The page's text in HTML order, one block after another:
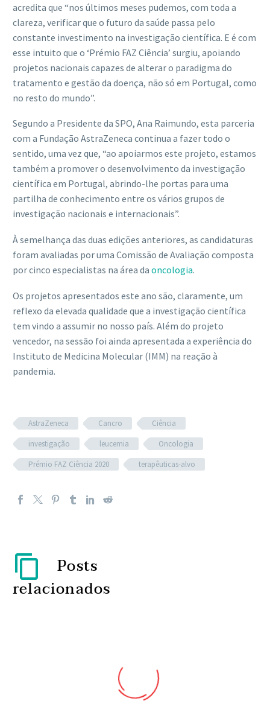
acredita que “nos últimos meses pudemos, com toda a
clareza, verificar que o futuro da saúde passa pelo
constante investimento na investigação científica. E é com
esse intuito que o ‘Prémio FAZ Ciência’ surgiu, apoiando
projetos nacionais capazes de alterar o paradigma do
tratamento e gestão da doença, não só em Portugal, como
no resto do mundo”.
Segundo a Presidente da SPO, Ana Raimundo, esta parceria
com a Fundação AstraZeneca continua a fazer todo o
sentido, uma vez que, “ao apoiarmos este projeto, estamos
também a promover o desenvolvimento da investigação
científica em Portugal, abrindo-lhe portas para uma
partilha de conhecimento entre os vários grupos de
investigação nacionais e internacionais”.
À semelhança das duas edições anteriores, as candidaturas
foram avaliadas por uma Comissão de Avaliação composta
por cinco especialistas na área da oncologia.
Os projetos apresentados este ano são, claramente, um
reflexo da elevada qualidade que a investigação científica
tem vindo a assumir no nosso país. Além do projeto
vencedor, na sessão foi ainda apresentada a experiência do
Instituto de Medicina Molecular (IMM) na reação à
pandemia.
AstraZeneca Cancro
Ciência
investigação
leucemia
Oncologia
Prémio FAZ Ciência 2020
terapêuticas-alvo
Posts
relacionados